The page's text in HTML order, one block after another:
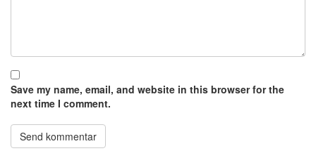
Save my name, email, and website in this browser for the
next time I comment.